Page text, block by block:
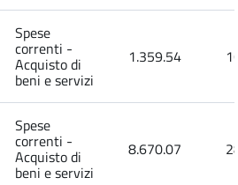
Spese
correnti -
Acquisto di
beni e servizi
1.359.54
Spese
correnti -
Acquisto di
beni e servizi
8.670.07